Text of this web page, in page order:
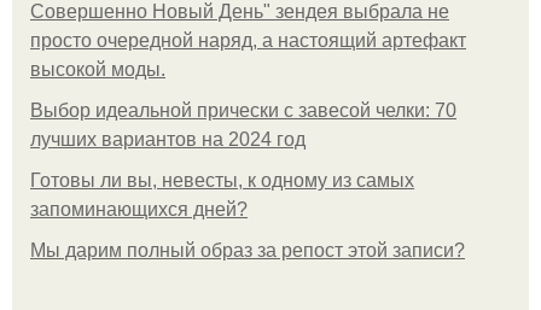
Совершенно Новый День" зендея выбрала не
просто очередной наряд, а настоящий артефакт
высокой моды.
Выбор идеальной прически с завесой челки: 70
лучших вариантов на 2024 год
Готовы ли вы, невесты, к одному из самых
запоминающихся дней?
Мы дарим полный образ за репост этой записи?